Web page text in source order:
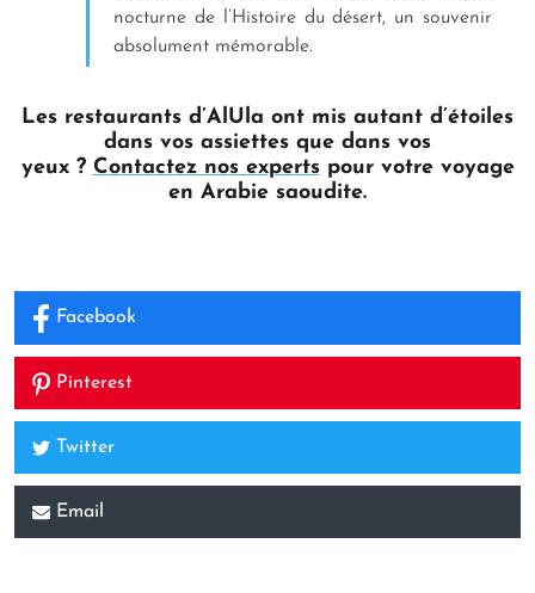
nocturne de l’Histoire du désert, un souvenir
absolument mémorable.
Les restaurants d’AlUla ont mis autant d’étoiles
dans vos assiettes que dans vos
yeux ? Contactez nos expertspour votre voyage
en Arabie saoudite.
Facebook
Pinterest
Twitter
Email